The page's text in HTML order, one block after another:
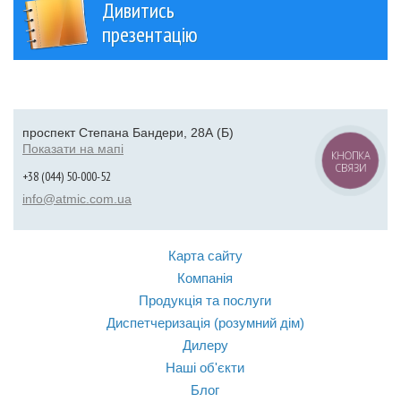
Дивитись
презентацію
проспект Степана Бандери, 28А (Б)
Показати на мапі
+38 (044) 50-000-52
info@atmic.com.ua
Карта сайту
Компанія
Продукція та послуги
Диспетчеризація (розумний дім)
Дилеру
Наші об'єкти
Блог
КНОПКА
СВЯЗИ